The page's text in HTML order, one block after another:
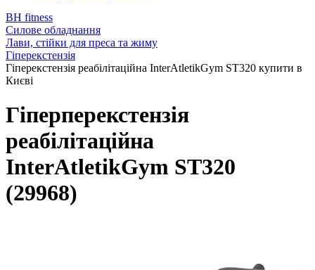
BH fitness
Силове обладнання
Лави, стійки для преса та жиму
Гіперекстензія
Гіперекстензія реабілітаційна InterAtletikGym ST320 купити в
Києві
Гіперперекстензія
реабілітаційна
InterAtletikGym ST320
(29968)